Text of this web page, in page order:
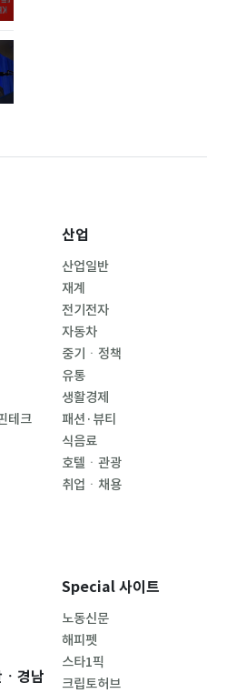
테크
산업
산업일반
재계
전기전자
자동차
중기ㆍ정책
유통
생활경제
패션·뷰티
식음료
호텔ㆍ관광
취업ㆍ채용
경남
Special 사이트
노동신문
해피펫
스타1픽
크립토허브